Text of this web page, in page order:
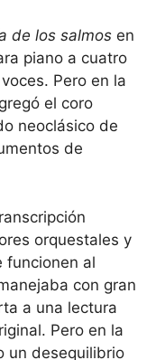
de los salmos en
piano a cuatro
Pero en la
el coro
neoclásico de
de
orquestales y
funcionen al
con gran
a una lectura
Pero en la
un desequilibrio